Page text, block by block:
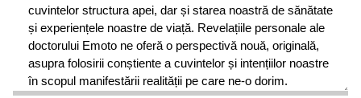
cuvintelor structura apei, dar și starea noastră de sănătate
și experiențele noastre de viață. Revelațiile personale ale
doctorului Emoto ne oferă o perspectivă nouă, originală,
asupra folosirii conștiente a cuvintelor și intențiilor noastre
în scopul manifestării realității pe care ne-o dorim.